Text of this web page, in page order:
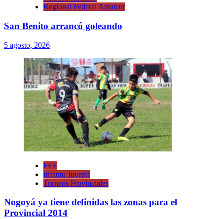
Regional Federal Amateur
San Benito arrancó goleando
5 agosto, 2026
FEF
Infanto Juvenil
Torneos Provinciales
Nogoyá ya tiene definidas las zonas para el
Provincial 2014